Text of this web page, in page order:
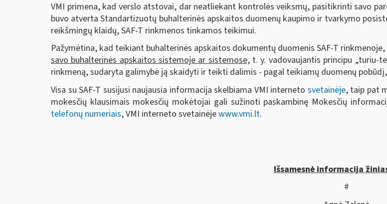
VMI primena, kad verslo atstovai, dar neatliekant kontrolės veiksmų, pasitikrinti savo
buvo atverta Standartizuotų buhalterinės apskaitos duomenų kaupimo ir tvarkymo
reikšmingų klaidų, SAF-T rinkmenos tinkamos teikimui.
Pažymėtina, kad teikiant buhalterinės apskaitos dokumentų duomenis SAF-T
savo buhalterinės apskaitos sistemoje ar sistemose,t. y. vadovaujantis principu „turiu-
rinkmeną, sudaryta galimybė ją skaidyti ir teikti dalimis - pagal teikiamų duomenų
Visa su SAF-T susijusi naujausia informacija skelbiama VMI interneto svetainėje, taip pat
mokesčių klausimais mokesčių mokėtojai gali sužinoti paskambinę Mokesčių
telefonų numeriais, VMI interneto svetainėjewww.vmi.lt.
Išsamesnė informacija
#